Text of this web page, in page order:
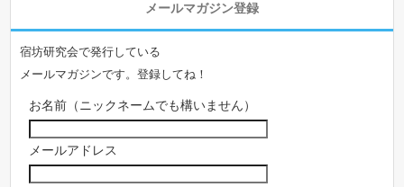
メールマガジン登録
宿坊研究会で発行している
メールマガジンです。登録してね！
お名前（ニックネームでも構いません）
メールアドレス